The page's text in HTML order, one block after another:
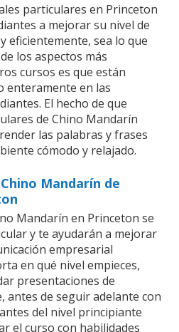
particulares en Princeton
a mejorar su nivel de
eficientemente, sea lo que
los aspectos más
cursos es que están
enteramente en las
El hecho de que
de Chino Mandarín
las palabras y frases
cómodo y relajado.
Mandarín de
Mandarín en Princeton se
y te ayudarán a mejorar
empresarial
en qué nivel empieces,
presentaciones de
antes de seguir adelante con
del nivel principiante
el curso con habilidades